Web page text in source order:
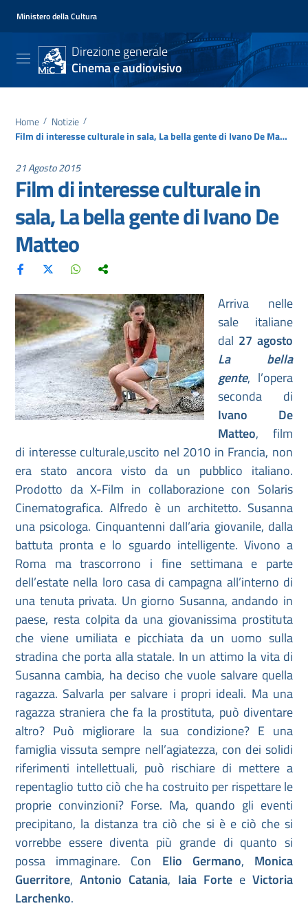
Ministero della Cultura
Direzione generale
Cinema e audiovisivo
Home / Notizie /
Film di interesse culturale in sala, La bella gente di Ivano De Matteo
21 Agosto 2015
Film di interesse culturale in
sala, La bella gente di Ivano De
Matteo
Arriva nelle
sale italiane
dal 27 agosto
La bella
gente, l’opera
seconda di
Ivano De
Matteo, film
di interesse culturale,uscito nel 2010 in Francia, non
era stato ancora visto da un pubblico italiano.
Prodotto da X-Film in collaborazione con Solaris
Cinematografica. Alfredo è un architetto. Susanna
una psicologa. Cinquantenni dall’aria giovanile, dalla
battuta pronta e lo sguardo intelligente. Vivono a
Roma ma trascorrono i fine settimana e parte
dell’estate nella loro casa di campagna all’interno di
una tenuta privata. Un giorno Susanna, andando in
paese, resta colpita da una giovanissima prostituta
che viene umiliata e picchiata da un uomo sulla
stradina che porta alla statale. In un attimo la vita di
Susanna cambia, ha deciso che vuole salvare quella
ragazza. Salvarla per salvare i propri ideali. Ma una
ragazza straniera che fa la prostituta, può diventare
altro? Può migliorare la sua condizione? E una
famiglia vissuta sempre nell’agiatezza, con dei solidi
riferimenti intellettuali, può rischiare di mettere a
repentaglio tutto ciò che ha costruito per rispettare le
proprie convinzioni? Forse. Ma, quando gli eventi
precipitano, la distanza tra ciò che si è e ciò che si
vorrebbe essere diventa più grande di quanto si
possa immaginare. Con Elio Germano, Monica
Guerritore,Antonio Catania, Iaia ForteeVictoria
Larchenko.